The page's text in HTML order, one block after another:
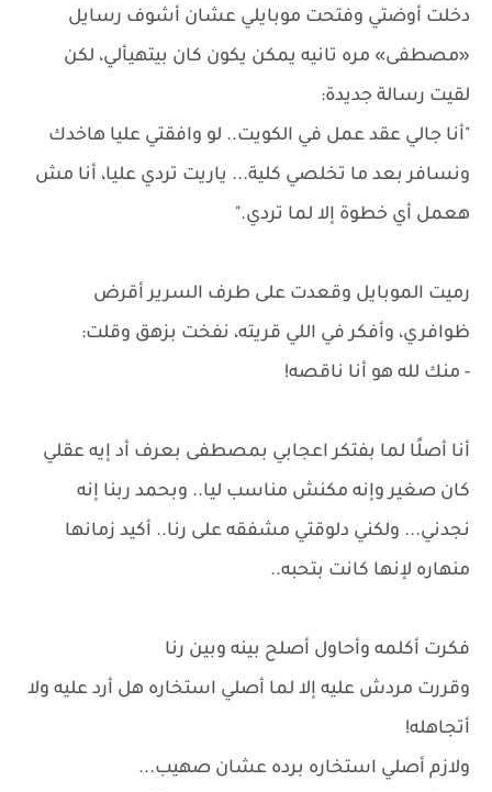
دخلت أوضتي وفتحت موبايلي عشان أشوف رسايل
«مصطفى» مره تانيه يمكن يكون كان بيتهيألي، لكن
لقيت رسالة جديدة:
"أنا جالي عقد عمل في الكويت.. لو وافقتي عليا هاخدك
ونسافر بعد ما تخلصي كلية... ياريت تردي عليا، أنا مش
هعمل أي خطوة إلا لما تردي."
رميت الموبايل وقعدت على طرف السرير أقرض
ظوافري، وأفكر في اللي قريته، نفخت بزهق وقلت:
- منك لله هو أنا ناقصه!
أنا أصلًا لما بفتكر اعجابي بمصطفى بعرف أد إيه عقلي
كان صغير وإنه مكنش مناسب ليا.. وبحمد ربنا إنه
نجدني... ولكني دلوقتي مشفقه على رنا.. أكيد زمانها
منهاره لإنها كانت بتحبه..
فكرت أكلمه وأحاول أصلح بينه وبين رنا
وقررت مردش عليه إلا لما أصلي استخاره هل أرد عليه ولا
أتجاهله!
ولازم أصلي استخاره برده عشان صهيب...